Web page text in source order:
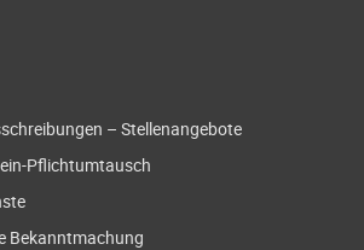
– Stellenangebote
Pflichtumtausch
Bekanntmachung